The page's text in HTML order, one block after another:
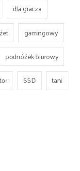
dla gracza
gamingowy
podnóżek biurowy
SSD
tani